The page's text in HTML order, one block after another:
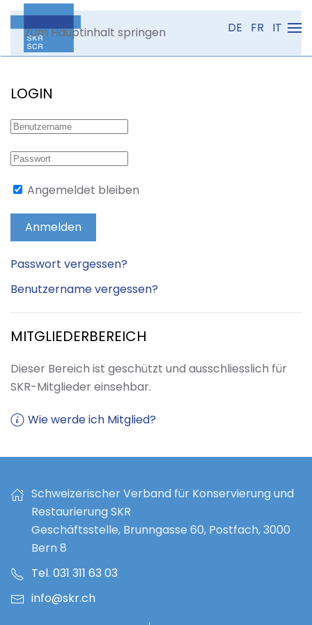
Zum Hauptinhalt springen DE FR IT
LOGIN
Angemeldet bleiben
Anmelden
Passwort vergessen?
Benutzername vergessen?
MITGLIEDERBEREICH
Dieser Bereich ist geschützt und ausschliesslich für
SKR-Mitglieder einsehbar.
Wie werde ich Mitglied?
Schweizerischer Verband für Konservierung und
Restaurierung SKR
Geschäftsstelle, Brunngasse 60, Postfach, 3000
Bern 8
Tel. 031 311 63 03
info@skr.ch